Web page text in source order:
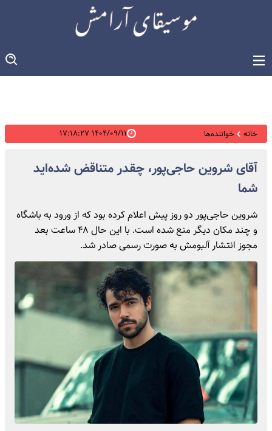
خانه خواننده‌ها ۱۴۰۴/۰۹/۱۱ ۱۷:۱۸:۲۷
آقای شروین حاجی‌پور، چقدر متناقض شده‌اید
شما
شروین حاجی‌پور دو روز پیش اعلام کرده بود که از ورود به باشگاه
و چند مکان دیگر منع شده است. با این حال ۴۸ ساعت بعد
مجوز انتشار آلبومش به صورت رسمی صادر شد.